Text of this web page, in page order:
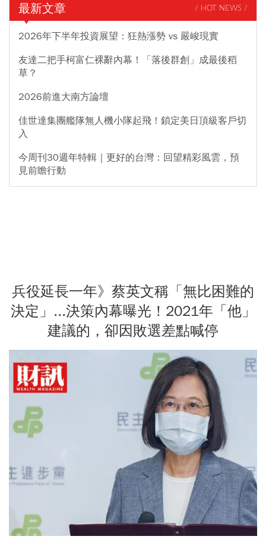
最新文章 / HOT NEWS /
2026年下半年投資展望：狂熱漲勢 vs 嚴峻現實
友達二把手柯富仁裸辭內幕！「落後群創」成最後稻
草？
2026前進大南方論壇
佳世達集團艦隊無人機小隊起飛！鎖定美日頂級客戶切
入
今周刊30週年特輯｜更好的台灣：回望精彩風雲，預
見前瞻行動
兵役延長一年》蔡英文稱「無比困難的
決定」...決策內幕曝光！2021年「他」
建議的，卻因敗選差點喊停